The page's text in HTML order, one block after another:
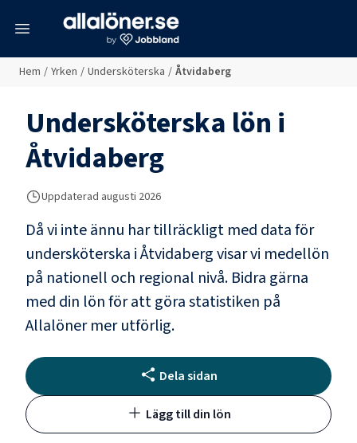
Hem / Yrken / Undersköterska / Åtvidaberg
Undersköterska lön i
Åtvidaberg
Uppdaterad augusti 2026
Då vi inte ännu har tillräckligt med data för
undersköterska iÅtvidabergvisar vi medellön
på nationell och regional nivå. Bidra gärna
med din lön för att göra statistiken på
Allalöner mer utförlig.
Dela sidan
Lägg till din lön